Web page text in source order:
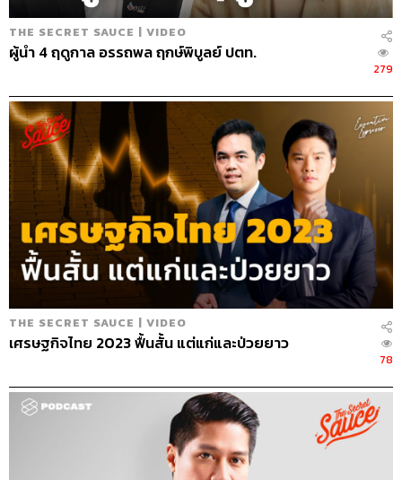
THE SECRET SAUCE | VIDEO
ผู้นำ 4 ฤดูกาล อรรถพล ฤกษ์พิบูลย์ ปตท.
279
THE SECRET SAUCE | VIDEO
เศรษฐกิจไทย 2023 ฟื้นสั้น แต่แก่และป่วยยาว
78